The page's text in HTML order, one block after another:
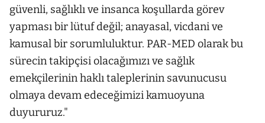
güvenli, sağlıklı ve insanca koşullarda görev
yapması bir lütuf değil; anayasal, vicdani ve
kamusal bir sorumluluktur. PAR-MED olarak bu
sürecin takipçisi olacağımızı ve sağlık
emekçilerinin haklı taleplerinin savunucusu
olmaya devam edeceğimizi kamuoyuna
duyururuz."